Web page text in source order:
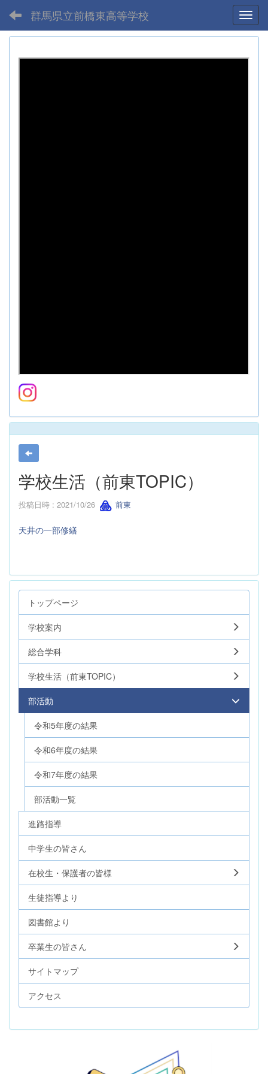
群馬県立前橋東高等学校
学校生活（前東TOPIC）
投稿日時 : 2021/10/26 前東
天井の一部修繕
トップページ
学校案内
総合学科
学校生活（前東TOPIC）
部活動
令和5年度の結果
令和6年度の結果
令和7年度の結果
部活動一覧
進路指導
中学生の皆さん
在校生・保護者の皆様
生徒指導より
図書館より
卒業生の皆さん
サイトマップ
アクセス